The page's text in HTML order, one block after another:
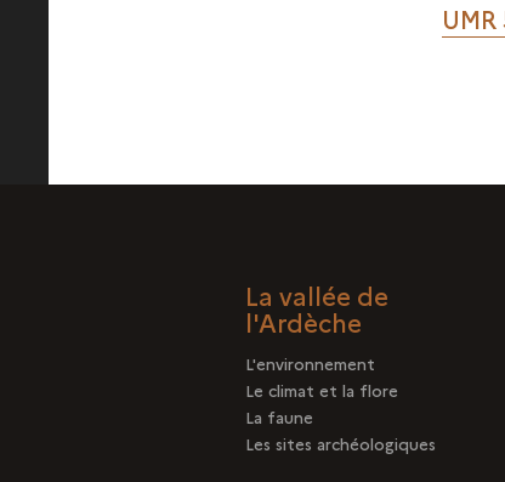
La vallée de
l'Ardèche
L'environnement
Le climat et la flore
La faune
Les sites archéologiques